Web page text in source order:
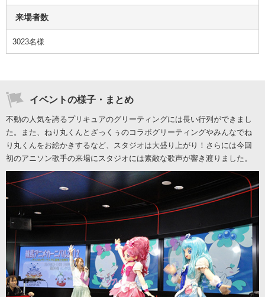
来場者数
3023名様
イベントの様子・まとめ
不動の人気を誇るプリキュアのグリーティングには長い行列ができまし
た。また、ねり丸くんとざっくぅのコラボグリーティングやみんなでね
り丸くんをお絵かきするなど、スタジオは大盛り上がり！さらには今回
初のアニソン歌手の来場にスタジオには素敵な歌声が響き渡りました。